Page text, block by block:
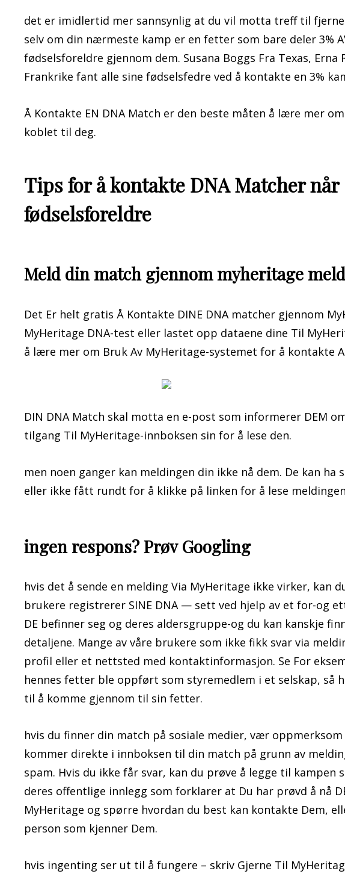
det er imidlertid mer sannsynlig at du vil motta treff til
selv om din nærmeste kamp er en fetter som bare deler 3%
fødselsforeldre gjennom dem. Susana Boggs Fra Texas, Erna
Frankrike fant alle sine fødselsfedre ved å kontakte en 3%
Å Kontakte EN DNA Match er den beste måten å lære mer
koblet til deg.
Tips for å kontakte DNA Matcher
fødselsforeldre
Meld din match gjennom myheritage
Det Er helt gratis Å Kontakte DINE DNA matcher gjennom
MyHeritage DNA-test eller lastet opp dataene dine Til
å lære mer om Bruk Av MyHeritage-systemet for å kontakte
DIN DNA Match skal motta en e-post som informerer DEM
tilgang Til MyHeritage-innboksen sin for å lese den.
men noen ganger kan meldingen din ikke nå dem. De kan
eller ikke fått rundt for å klikke på linken for å lese
ingen respons? Prøv Googling
hvis det å sende en melding Via MyHeritage ikke virker, kan
brukere registrerer SINE DNA — sett ved hjelp av et for-og
DE befinner seg og deres aldersgruppe-og du kan kanskje
detaljene. Mange av våre brukere som ikke fikk svar via
profil eller et nettsted med kontaktinformasjon. Se For
hennes fetter ble oppført som styremedlem i et selskap, så
til å komme gjennom til sin fetter.
hvis du finner din match på sosiale medier, vær
kommer direkte i innboksen til din match på grunn av
spam. Hvis du ikke får svar, kan du prøve å legge til kampen
deres offentlige innlegg som forklarer at Du har prøvd å nå
MyHeritage og spørre hvordan du best kan kontakte Dem,
person som kjenner Dem.
hvis ingenting ser ut til å fungere – skriv Gjerne Til